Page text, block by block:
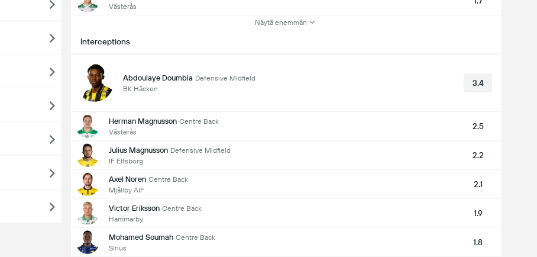
Västerås
Näytä enemmän
Interceptions
Abdoulaye Doumbia Defensive Midfield
BK Häcken
3.4
Herman Magnusson Centre Back
Västerås
2.5
Julius Magnusson Defensive Midfield
IF Elfsborg
2.2
Axel Noren Centre Back
Mjällby AIF
2.1
Victor Eriksson Centre Back
Hammarby
1.9
Mohamed Soumah Centre Back
Sirius
1.8